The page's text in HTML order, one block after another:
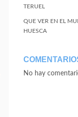
TERUEL
QUE VER EN EL
HUESCA
No hay